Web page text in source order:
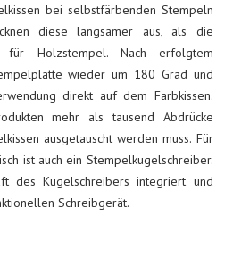
bei selbstfärbenden Stempeln
diese langsamer aus, als die
für Holzstempel. Nach erfolgtem
wieder um 180 Grad und
direkt auf dem Farbkissen.
mehr als tausend Abdrücke
ausgetauscht werden muss. Für
ist auch ein Stempelkugelschreiber.
des Kugelschreibers integriert und
Schreibgerät.